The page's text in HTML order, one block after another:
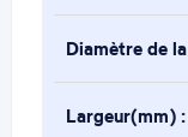
Diamètre de la
base(mm) :
Largeur(mm) :